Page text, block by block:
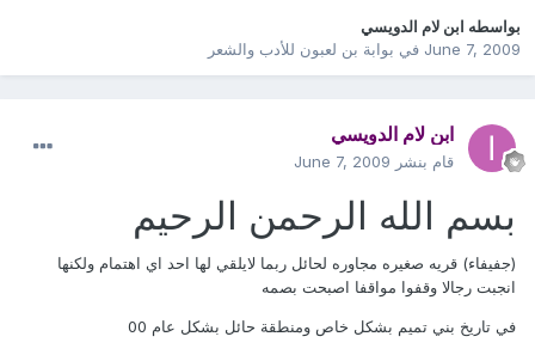
بواسطه ابن لام الدويسي
June 7, 2009في بوابة بن لعبون للأدب والشعر
ابن لام الدويسي
قام بنشر June 7, 2009
بسم الله الرحمن الرحيم
(جفيفاء) قريه صغيره مجاوره لحائل ربما لايلقي لها احد اي اهتمام ولكنها
انجبت رجالا وقفوا مواقفا اصبحت بصمه
في تاريخ بني تميم بشكل خاص ومنطقة حائل بشكل عام 00